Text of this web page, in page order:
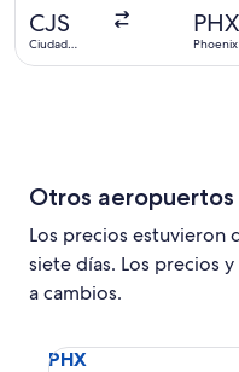
CJS
Ciudad
PHX
Phoenix
Otros
Los precios estuvieron
siete días. Los precios
a cambios.
PHX